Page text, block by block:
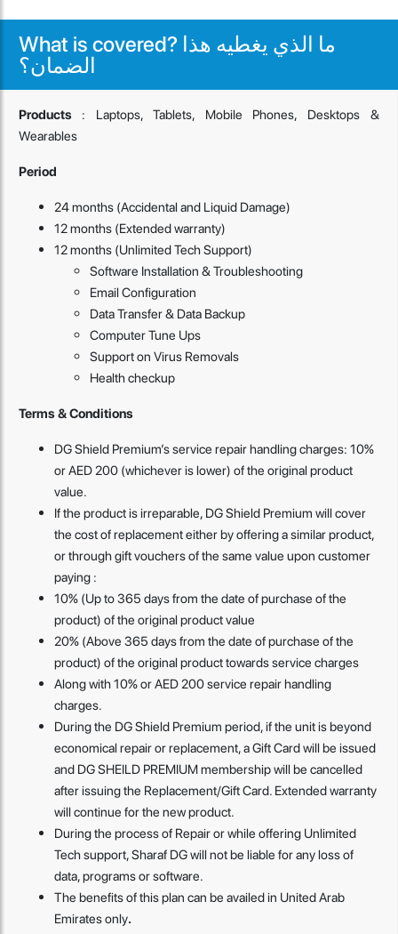
What is covered? ما الذي يغطيه هذا
الضمان؟
Products: Laptops, Tablets, Mobile Phones, Desktops &
Wearables
Period
24 months (Accidental and Liquid Damage)
12 months (Extended warranty)
12 months (Unlimited Tech Support)
Software Installation & Troubleshooting
Email Configuration
Data Transfer & Data Backup
Computer Tune Ups
Support on Virus Removals
Health checkup
Terms & Conditions
DG Shield Premium’s service repair handling charges: 10%
or AED 200 (whichever is lower) of the original product
value.
If the product is irreparable, DG Shield Premium will cover
the cost of replacement either by offering a similar product,
or through gift vouchers of the same value upon customer
paying :
10% (Up to 365 days from the date of purchase of the
product) of the original product value
20% (Above 365 days from the date of purchase of the
product) of the original product towards service charges
Along with 10% or AED 200 service repair handling
charges.
During the DG Shield Premium period, if the unit is beyond
economical repair or replacement, a Gift Card will be issued
and DG SHEILD PREMIUM membership will be cancelled
after issuing the Replacement/Gift Card. Extended warranty
will continue for the new product.
During the process of Repair or while offering Unlimited
Tech support, Sharaf DG will not be liable for any loss of
data, programs or software.
The benefits of this plan can be availed in United Arab
Emirates only.